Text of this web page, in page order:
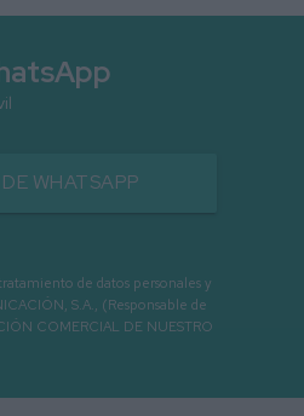
WHATSAPP
de datos personales y
S.A., (Responsable de
COMERCIAL DE NUESTRO